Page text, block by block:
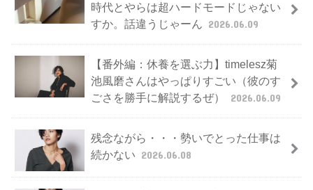
時代とやらは超ハードモードじゃない
すか。話違うじゃーん 2026.06.09
【番外編：休養を選ぶ力】timelesz菊
池風磨さんはやっぱりすごい（彼のす
ごさを勝手に解説するぜ）
2026.06.09
残念ながら・・・勢いでとった仕事は
続かない 2026.06.08